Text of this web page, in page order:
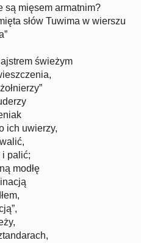
są mięsem armatnim?
słów Tuwima w wierszu
świeżym
ich uwierzy,
i palić;
modłę